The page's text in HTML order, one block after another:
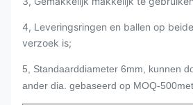
4, Leveringsringen en ballen op
verzoek is;
5, Standaarddiameter 6mm, kunnen
ander dia. gebaseerd op MOQ-